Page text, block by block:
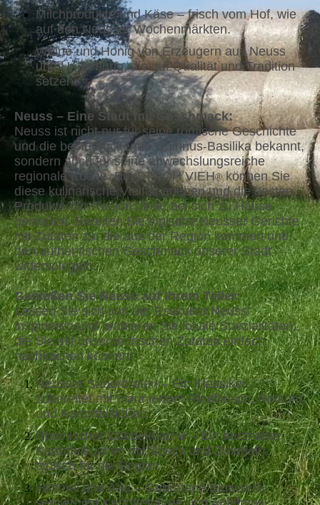
Milchprodukte und Käse – frisch vom Hof, wie
auf den Neusser Wochenmärkten.
Weine und Honig von Erzeugern aus Neuss
und Umgebung, die auf Qualität und Tradition
setzen.
Neuss – Eine Stadt mit Geschmack:
Neuss ist nicht nur für seine römische Geschichte
und die beeindruckende Quirinus-Basilika bekannt,
sondern auch für seine abwechslungsreiche
regionale Küche. Bei STROH VIEH®können Sie
diese kulinarische Vielfalt erleben und die besten
Produkte der Region direkt bei sich zu Hause
genießen. Bereiten Sie typische Neusser Gerichte
mit Zutaten zu, die aus der Region kommen und
den authentischen Geschmack unserer Stadt
widerspiegeln.
Genießen Sie Neuss auf Ihrem Teller:
Lassen Sie sich von der Esskultur Neuss'
inspirieren und probieren Sie lokale Spezialitäten,
die Sie mit unseren frischen Zutaten einfach
nachkochen können:
Neusser Sauerbraten – Ein Klassiker,
zubereitet mit mariniertem Rindfleisch, Rotkohl
und Kartoffelklößen.
Rheinischer Döbbekooche – Ein herzhafter
Kartoffelkuchen mit Speck und Zwiebeln,
typisch für die Region.
Himmel und Ääd – Gebratene Blutwurst,